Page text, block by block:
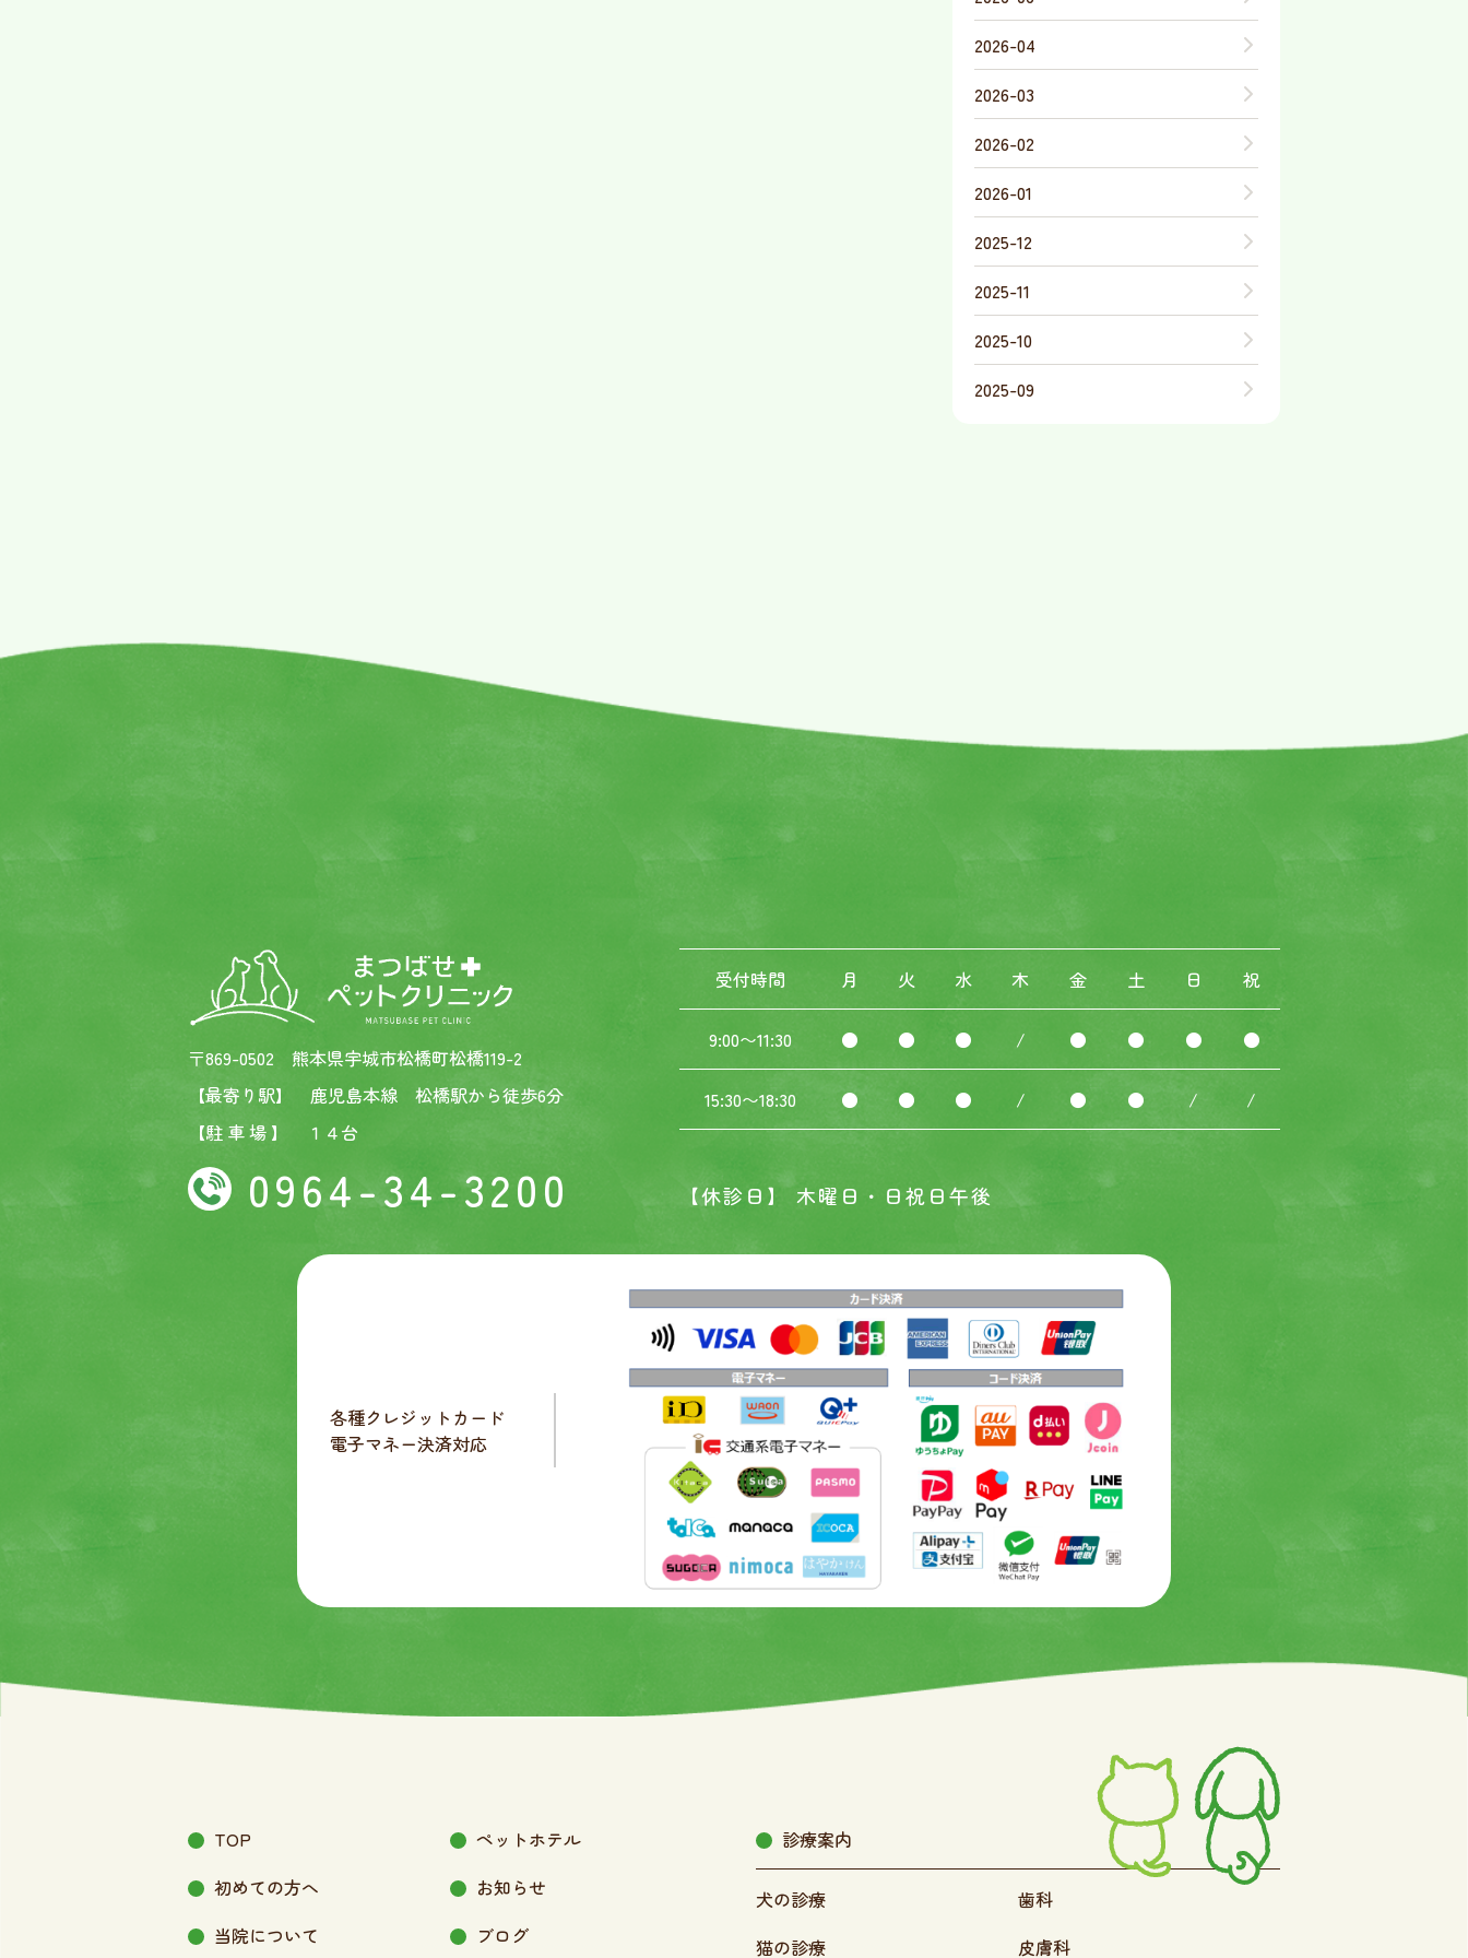
2026-04
2026-03
2026-02
2026-01
2025-12
2025-11
2025-10
2025-09
〒869-0502 熊本県宇城市松橋町松橋119-2
【最寄り駅】 鹿児島本線 松橋駅から徒歩6分
【駐 車 場 】 １４台
0964-34-3200
受付時間 月 火 水 木 金 土 日 祝
9:00〜11:30 ● ● ● / ● ● ● ●
15:30〜18:30 ● ● ● / ● ● / /
【休診日】 木曜日・日祝日午後
各種クレジットカード
電子マネー決済対応
TOP
初めての方へ
当院について
ペットホテル
お知らせ
ブログ
診療案内
犬の診療
猫の診療
歯科
皮膚科